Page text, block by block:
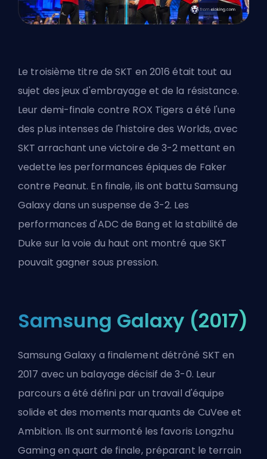
Le troisième titre de SKT en 2016 était tout au
sujet des jeux d'embrayage et de la résistance.
Leur demi-finale contre ROX Tigers a été l'une
des plus intenses de l'histoire des Worlds, avec
SKT arrachant une victoire de 3-2 mettant en
vedette les performances épiques de Faker
contre Peanut. En finale, ils ont battu Samsung
Galaxy dans un suspense de 3-2. Les
performances d'ADC de Bang et la stabilité de
Duke sur la voie du haut ont montré que SKT
pouvait gagner sous pression.
Samsung Galaxy (2017)
Samsung Galaxy a finalement détrôné SKT en
2017 avec un balayage décisif de 3-0. Leur
parcours a été défini par un travail d'équipe
solide et des moments marquants de CuVee et
Ambition. Ils ont surmonté les favoris Longzhu
Gaming en quart de finale, préparant le terrain